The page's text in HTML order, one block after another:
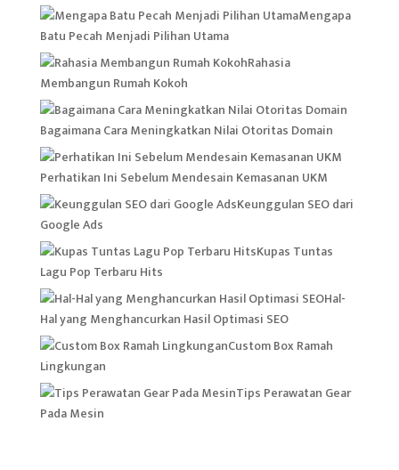
Mengapa
Batu Pecah Menjadi Pilihan Utama
Rahasia
Membangun Rumah Kokoh
Bagaimana Cara Meningkatkan Nilai Otoritas Domain
Perhatikan Ini Sebelum Mendesain Kemasanan UKM
Keunggulan SEO dari
Google Ads
Kupas Tuntas
Lagu Pop Terbaru Hits
Hal-
Hal yang Menghancurkan Hasil Optimasi SEO
Custom Box Ramah
Lingkungan
Tips Perawatan Gear
Pada Mesin